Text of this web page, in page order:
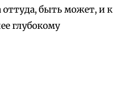
быть может, и к
глубокому